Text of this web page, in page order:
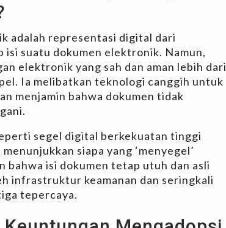
adalah representasi digital dari
suatu dokumen elektronik. Namun,
elektronik yang sah dan aman lebih dari
Ia melibatkan teknologi canggih untuk
menjamin bahwa dokumen tidak
segel digital berkekuatan tinggi
siapa yang ‘menyegel’
bahwa isi dokumen tetap utuh dan asli
infrastruktur keamanan dan seringkali
tepercaya.